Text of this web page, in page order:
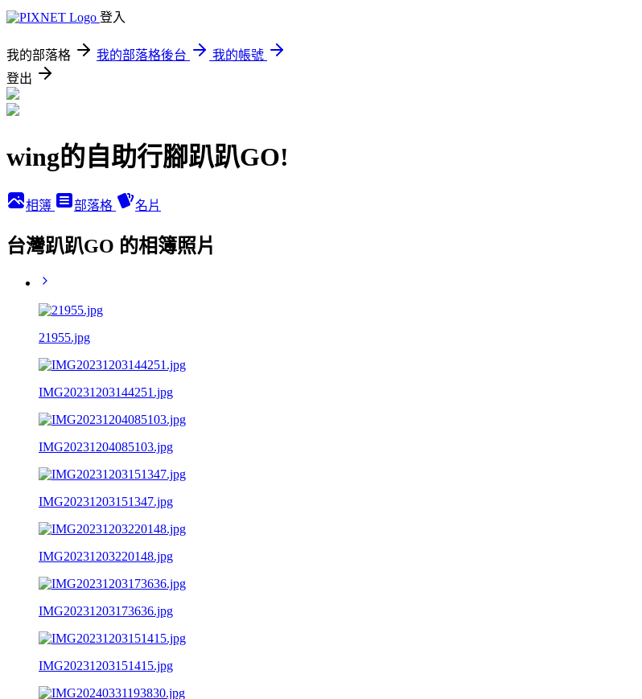
登入
我的部落格 我的部落格後台
我的帳號
登出
wing的自助行腳趴趴GO!
相簿 部落格 名片
台灣趴趴GO 的相簿照片
21955.jpg
IMG20231203144251.jpg
IMG20231204085103.jpg
IMG20231203151347.jpg
IMG20231203220148.jpg
IMG20231203173636.jpg
IMG20231203151415.jpg